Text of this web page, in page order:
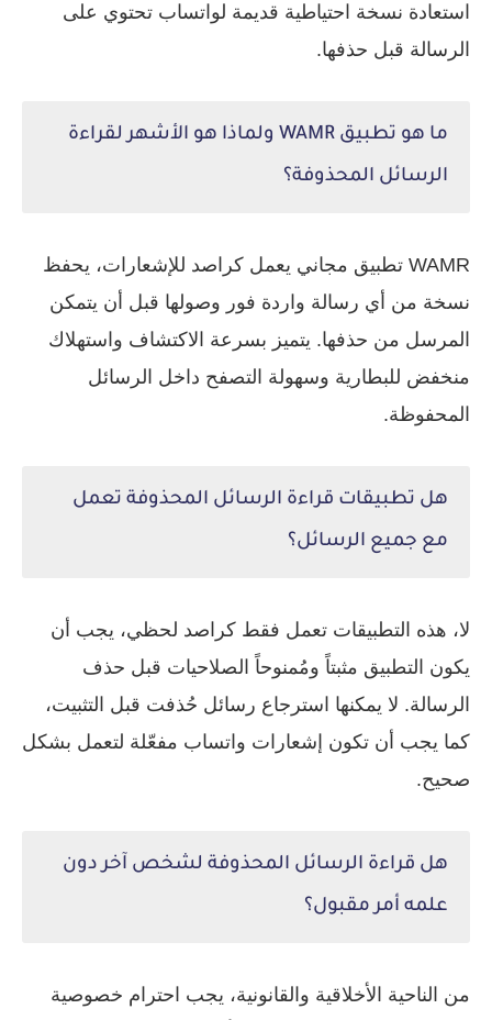
استعادة نسخة احتياطية قديمة لواتساب تحتوي على
الرسالة قبل حذفها.
ما هو تطبيق WAMR ولماذا هو الأشهر لقراءة
الرسائل المحذوفة؟
WAMR تطبيق مجاني يعمل كراصد للإشعارات، يحفظ
نسخة من أي رسالة واردة فور وصولها قبل أن يتمكن
المرسل من حذفها. يتميز بسرعة الاكتشاف واستهلاك
منخفض للبطارية وسهولة التصفح داخل الرسائل
المحفوظة.
هل تطبيقات قراءة الرسائل المحذوفة تعمل
مع جميع الرسائل؟
لا، هذه التطبيقات تعمل فقط كراصد لحظي، يجب أن
يكون التطبيق مثبتاً ومُمنوحاً الصلاحيات قبل حذف
الرسالة. لا يمكنها استرجاع رسائل حُذفت قبل التثبيت،
كما يجب أن تكون إشعارات واتساب مفعّلة لتعمل بشكل
صحيح.
هل قراءة الرسائل المحذوفة لشخص آخر دون
علمه أمر مقبول؟
من الناحية الأخلاقية والقانونية، يجب احترام خصوصية